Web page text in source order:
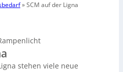
»SCM auf der Ligna
stehen viele neue